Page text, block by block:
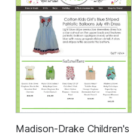
Madison-Drake Children's